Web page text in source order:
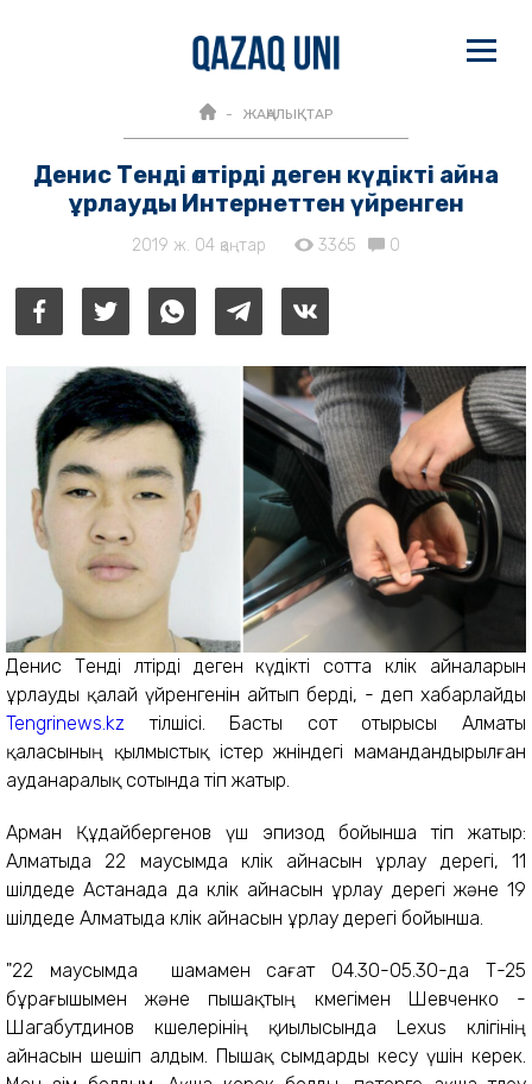
ЖАҢАЛЫҚТАР
Денис Тенді өлтірді деген күдікті айна
ұрлауды Интернеттен үйренген
2019 ж. 04 қаңтар 3365 0
Денис Тенді өлтірді деген күдікті сотта көлік айналарын
ұрлауды қалай үйренгенін айтып берді, - деп хабарлайды
Tengrinews.kz тілшісі. Басты сот отырысы Алматы
қаласының қылмыстық істер жөніндегі мамандандырылған
ауданаралық сотында өтіп жатыр.
Арман Құдайбергенов үш эпизод бойынша өтіп жатыр:
Алматыда 22 маусымда көлік айнасын ұрлау дерегі, 11
шілдеде Астанада да көлік айнасын ұрлау дерегі және 19
шілдеде Алматыда көлік айнасын ұрлау дерегі бойынша.
"22 маусымда шамамен сағат 04.30-05.30-да Т-25
бұрағышымен және пышақтың көмегімен Шевченко -
Шагабутдинов көшелерінің қиылысында Lexus көлігінің
айнасын шешіп алдым. Пышақ сымдарды кесу үшін керек.